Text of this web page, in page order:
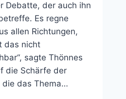
Debatte, der auch ihn
Es regne
allen Richtungen,
das nicht
sagte Thönnes
die Schärfe der
die das Thema…